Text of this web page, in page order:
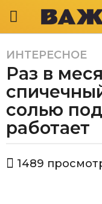
2
г
д
а
a
o
2
ИНТЕРЕСНОЕ
Раз в
солью
работает
в
1489